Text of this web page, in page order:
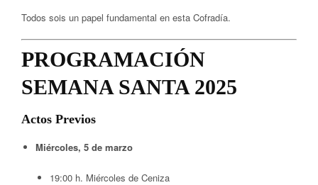
Todos sois un papel fundamental en esta Cofradía.
PROGRAMACIÓN
SEMANA SANTA 2025
Actos Previos
Miércoles, 5 de marzo
19:00 h. Miércoles de Ceniza